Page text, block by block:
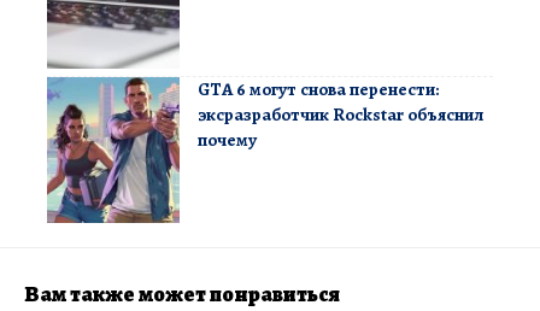
GTA 6 могут снова перенести:
эксразработчик Rockstar объяснил
почему
Вам также может понравиться